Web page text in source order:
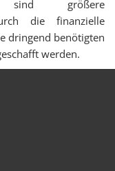
sind größere
die finanzielle
dringend benötigten
werden.